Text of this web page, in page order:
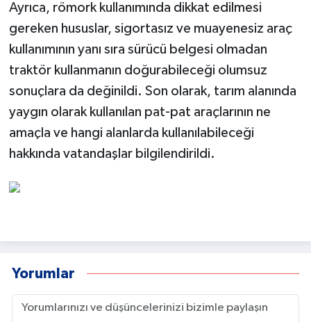
Ayrıca, römork kullanımında dikkat edilmesi
gereken hususlar, sigortasız ve muayenesiz araç
kullanımının yanı sıra sürücü belgesi olmadan
traktör kullanmanın doğurabileceği olumsuz
sonuçlara da değinildi. Son olarak, tarım alanında
yaygın olarak kullanılan pat-pat araçlarının ne
amaçla ve hangi alanlarda kullanılabileceği
hakkında vatandaşlar bilgilendirildi.
Yorumlar